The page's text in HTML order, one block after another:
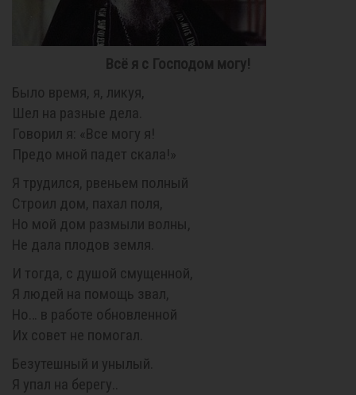
Всё я с Господом могу!
Было время, я, ликуя,
Шел на разные дела.
Говорил я: «Все могу я!
Предо мной падет скала!»
Я трудился, рвеньем полный
Строил дом, пахал поля,
Но мой дом размыли волны,
Не дала плодов земля.
И тогда, с душой смущенной,
Я людей на помощь звал,
Но… в работе обновленной
Их совет не помогал.
Безутешный и унылый.
Я упал на берегу..